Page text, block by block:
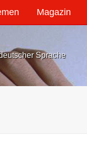
Magazin
Sprache